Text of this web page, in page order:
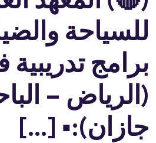
للسياحة
برامج
(الرياض –
جازان):▪️ […]